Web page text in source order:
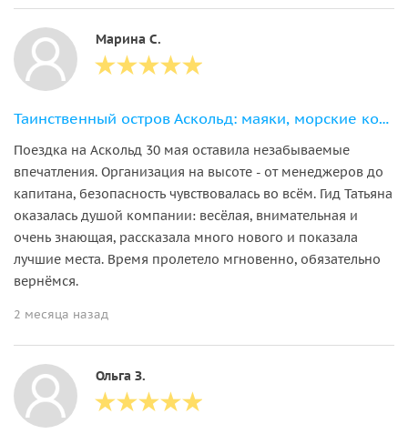
Марина С.
Таинственный остров Аскольд: маяки, морские котики и обед в лазурной бухте
Поездка на Аскольд 30 мая оставила незабываемые
впечатления. Организация на высоте - от менеджеров до
капитана, безопасность чувствовалась во всём. Гид Татьяна
оказалась душой компании: весёлая, внимательная и
очень знающая, рассказала много нового и показала
лучшие места. Время пролетело мгновенно, обязательно
вернёмся.
2 месяца назад
Ольга З.